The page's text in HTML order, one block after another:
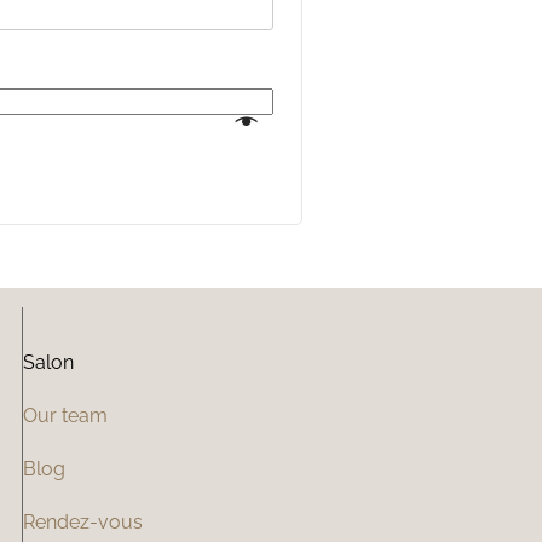
Salon
Our team
Blog
Rendez-vous